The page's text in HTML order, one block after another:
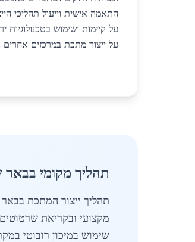
התאמה אישית וייעול תהליכי
על קיימות ושימוש
על ייצור מתכת במרכזים אחרים
תהליך מקומי
תהליך ייצור המתכת
שימוש במיכון רובוטי